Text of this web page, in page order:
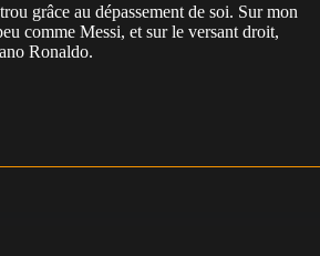
grâce au dépassement de soi. Sur mon
comme Messi, et sur le versant droit,
Ronaldo.